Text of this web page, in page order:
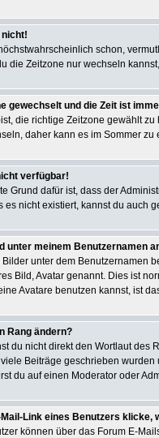
nicht!
schon,
die Zeitzone nur wechseln
gewechselt und die Zeit ist
die richtige Zeitzone gewählt
daher kann es im Sommer
verfügbar!
Grund dafür ist, dass der
es nicht existiert, kannst du auch
unter meinem Benutzernamen
Bilder unter dem Benutzernamen
Bild, Avatar genannt. Dies ist
Avatare benutzen kannst, ist
Rang ändern?
du nicht direkt den Wortlaut
Beiträge geschrieben
du auf einen Moderator oder
Link eines Benutzers
können über das Forum E-